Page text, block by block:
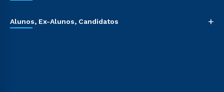
Alunos, Ex-Alunos, Candidatos +